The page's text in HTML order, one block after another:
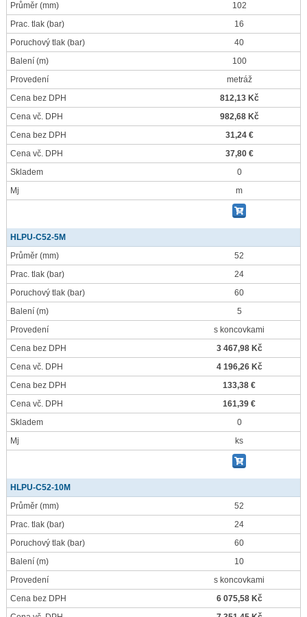
Průměr (mm)
102
Prac. tlak (bar)
16
Poruchový tlak (bar)
40
Balení (m)
100
Provedení
metráž
Cena bez DPH
812,13 Kč
Cena vč. DPH
982,68 Kč
Cena bez DPH
31,24 €
Cena vč. DPH
37,80 €
Skladem
0
Mj
m
HLPU-C52-5M
Průměr (mm)
52
Prac. tlak (bar)
24
Poruchový tlak (bar)
60
Balení (m)
5
Provedení
s koncovkami
Cena bez DPH
3 467,98 Kč
Cena vč. DPH
4 196,26 Kč
Cena bez DPH
133,38 €
Cena vč. DPH
161,39 €
Skladem
0
Mj
ks
HLPU-C52-10M
Průměr (mm)
52
Prac. tlak (bar)
24
Poruchový tlak (bar)
60
Balení (m)
10
Provedení
s koncovkami
Cena bez DPH
6 075,58 Kč